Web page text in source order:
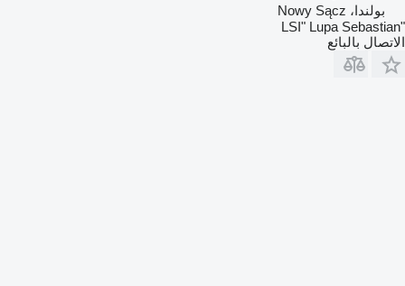
بولندا، Nowy Sącz
"LSI" Lupa Sebastian
الاتصال بالبائع